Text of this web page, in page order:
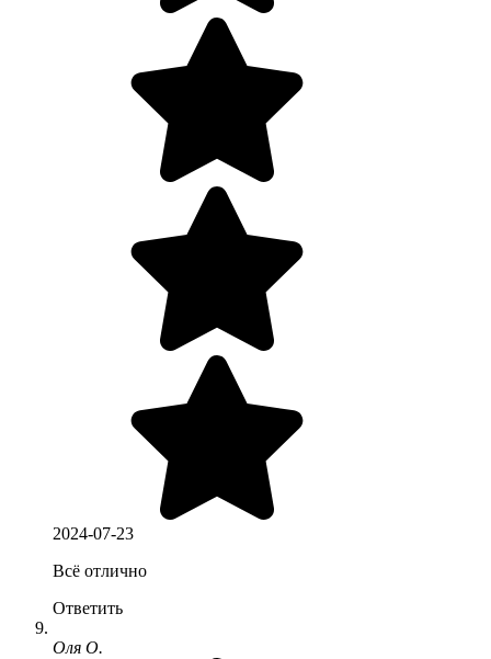
2024-07-23
Всё отлично
Ответить
Оля О.